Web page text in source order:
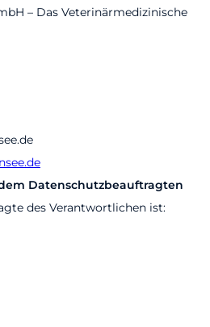
– Das Veterinärmedizinische
Datenschutzbeauftragten
des Verantwortlichen ist: